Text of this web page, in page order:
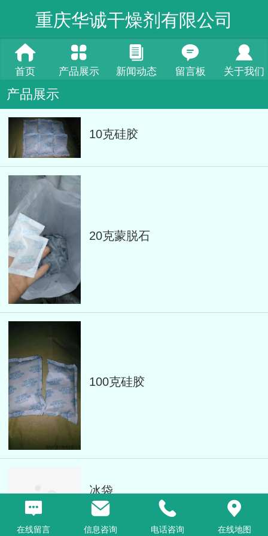
重庆华诚干燥剂有限公司
首页 产品展示 新闻动态 留言板 关于我们
产品展示
10克硅胶
20克蒙脱石
100克硅胶
冰袋
在线留言 信息咨询 电话咨询 在线地图